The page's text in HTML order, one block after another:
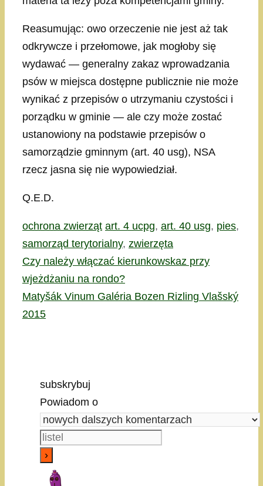
Reasumując: owo orzeczenie nie jest aż tak
odkrywcze i przełomowe, jak mogłoby się
wydawać — generalny zakaz wprowadzania
psów w miejsca dostępne publicznie nie może
wynikać z przepisów o utrzymaniu czystości i
porządku w gminie — ale czy może zostać
ustanowiony na podstawie przepisów o
samorządzie gminnym (art. 40 usg), NSA
rzecz jasna się nie wypowiedział.
Q.E.D.
Kategorie
ochrona zwierząt Tagi
art. 4 ucpg, art. 40 usg, pies,
samorząd terytorialny, zwierzęta
Czy należy włączać kierunkowskaz przy
wjeżdżaniu na rondo?
Matyšák Vinum Galéria Bozen Rizling Vlašský
2015
subskrybuj
Powiadom o